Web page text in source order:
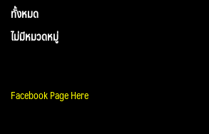
ทั้งหมด
ไม่มีหมวดหมู่
Facebook Page Here